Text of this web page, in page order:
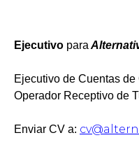
Ejecutivo para
Ejecutivo de Cuentas de
Operador Receptivo de
Enviar CV a: